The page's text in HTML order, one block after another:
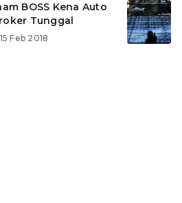
BOSS Kena Auto
Tunggal
15 Feb 2018